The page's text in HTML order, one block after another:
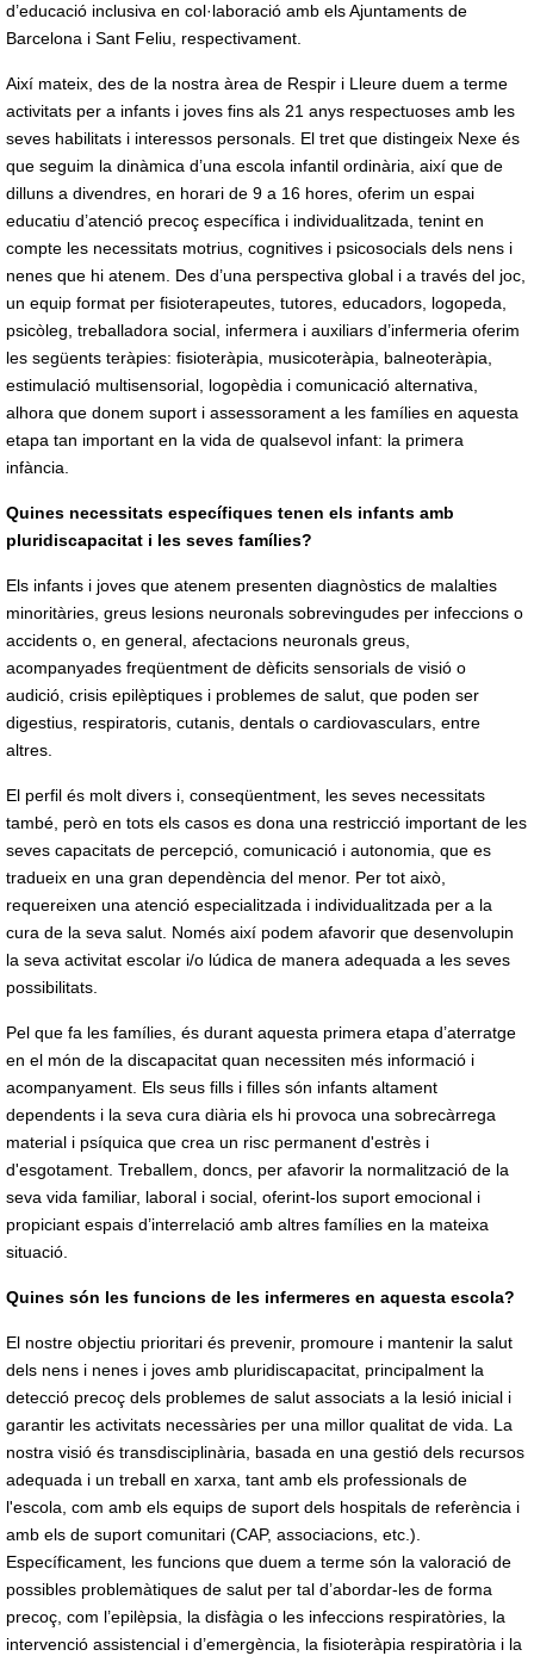
d’educació inclusiva en col·laboració amb els Ajuntaments de
Barcelona i Sant Feliu, respectivament.
Així mateix, des de la nostra àrea de Respir i Lleure duem a terme
activitats per a infants i joves fins als 21 anys respectuoses amb les
seves habilitats i interessos personals. El tret que distingeix Nexe és
que seguim la dinàmica d’una escola infantil ordinària, així que de
dilluns a divendres, en horari de 9 a 16 hores, oferim un espai
educatiu d’atenció precoç específica i individualitzada, tenint en
compte les necessitats motrius, cognitives i psicosocials dels nens i
nenes que hi atenem. Des d’una perspectiva global i a través del joc,
un equip format per fisioterapeutes, tutores, educadors, logopeda,
psicòleg, treballadora social, infermera i auxiliars d’infermeria oferim
les següents teràpies: fisioteràpia, musicoteràpia, balneoteràpia,
estimulació multisensorial, logopèdia i comunicació alternativa,
alhora que donem suport i assessorament a les famílies en aquesta
etapa tan important en la vida de qualsevol infant: la primera
infància.
Quines necessitats específiques tenen els infants amb
pluridiscapacitat i les seves famílies?
Els infants i joves que atenem presenten diagnòstics de malalties
minoritàries, greus lesions neuronals sobrevingudes per infeccions o
accidents o, en general, afectacions neuronals greus,
acompanyades freqüentment de dèficits sensorials de visió o
audició, crisis epilèptiques i problemes de salut, que poden ser
digestius, respiratoris, cutanis, dentals o cardiovasculars, entre
altres.
El perfil és molt divers i, conseqüentment, les seves necessitats
també, però en tots els casos es dona una restricció important de les
seves capacitats de percepció, comunicació i autonomia, que es
tradueix en una gran dependència del menor. Per tot això,
requereixen una atenció especialitzada i individualitzada per a la
cura de la seva salut. Només així podem afavorir que desenvolupin
la seva activitat escolar i/o lúdica de manera adequada a les seves
possibilitats.
Pel que fa les famílies, és durant aquesta primera etapa d’aterratge
en el món de la discapacitat quan necessiten més informació i
acompanyament. Els seus fills i filles són infants altament
dependents i la seva cura diària els hi provoca una sobrecàrrega
material i psíquica que crea un risc permanent d'estrès i
d'esgotament. Treballem, doncs, per afavorir la normalització de la
seva vida familiar, laboral i social, oferint-los suport emocional i
propiciant espais d’interrelació amb altres famílies en la mateixa
situació.
Quines són les funcions de les infermeres en aquesta escola?
El nostre objectiu prioritari és prevenir, promoure i mantenir la salut
dels nens i nenes i joves amb pluridiscapacitat, principalment la
detecció precoç dels problemes de salut associats a la lesió inicial i
garantir les activitats necessàries per una millor qualitat de vida. La
nostra visió és transdisciplinària, basada en una gestió dels recursos
adequada i un treball en xarxa, tant amb els professionals de
l'escola, com amb els equips de suport dels hospitals de referència i
amb els de suport comunitari (CAP, associacions, etc.).
Específicament, les funcions que duem a terme són la valoració de
possibles problemàtiques de salut per tal d’abordar-les de forma
precoç, com l’epilèpsia, la disfàgia o les infeccions respiratòries, la
intervenció assistencial i d’emergència, la fisioteràpia respiratòria i la